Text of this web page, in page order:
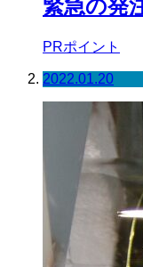
緊急の発
PRポイント
2022.01.20